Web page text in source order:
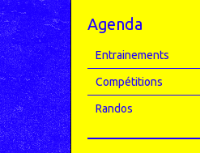
Agenda
Entrainements
Compétitions
Randos